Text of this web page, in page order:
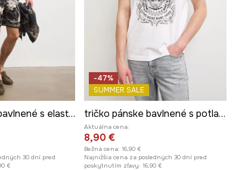
Tričko pánske bavlnené s elastanom s potlačou
30 dní pred
€
-47%
SUMMER SALE
tričko pánske bavlnené s potlačou
Aktuálna cena:
8,90 €
Bežná cena: 16,90 €
Najnižšia cena za posledných 30 dní pred
poskytnutím zľavy: 16,90 €